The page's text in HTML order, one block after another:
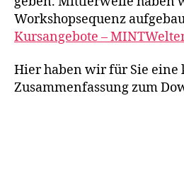
Workshopsequenz
Kursangebote –
Hier haben wir für Sie eine
Zusammenfassung zum